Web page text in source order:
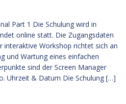
Part 1 Die Schulung wird in
online statt. Die Zugangsdaten
interaktive Workshop richtet sich an
und Wartung eines einfachen
sind der Screen Manager
Uhrzeit & Datum Die Schulung […]